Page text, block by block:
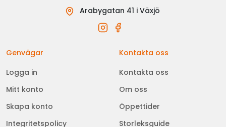
Arabygatan 41 i Växjö
Genvägar
Logga in
Mitt konto
Skapa konto
Integritetspolicy
Kontakta oss
Kontakta oss
Om oss
Öppettider
Storleksguide